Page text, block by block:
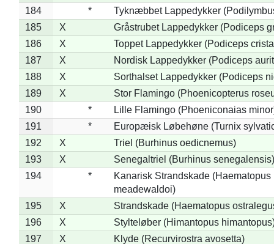
184
*
Tyknæbbet Lappedykker
185
X
Gråstrubet Lappedykker (Podiceps
186
X
Toppet Lappedykker (Podiceps
187
X
Nordisk Lappedykker (Podiceps
188
X
Sorthalset Lappedykker (Podiceps
189
X
Stor Flamingo (Phoenicopterus
190
*
Lille Flamingo (Phoeniconaias
191
*
Europæisk Løbehøne (Turnix
192
X
Triel (Burhinus oedicnemus)
193
X
Senegaltriel (Burhinus senegalensis)
194
*
Kanarisk Strandskade (Haematopus
meadewaldoi)
195
X
Strandskade (Haematopus
196
X
Stylteløber (Himantopus
197
X
Klyde (Recurvirostra avosetta)